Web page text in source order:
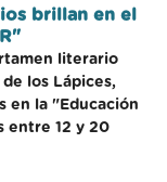
brillan en el
literario
los Lápices,
en la "Educación
entre 12 y 20